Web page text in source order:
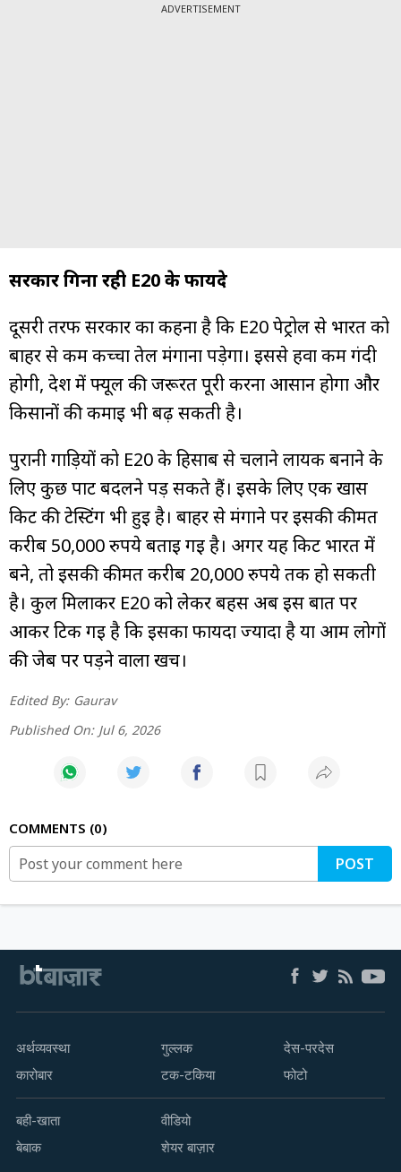
ADVERTISEMENT
सरकार गिना रही E20 के फायदे
दूसरी तरफ सरकार का कहना है कि E20 पेट्रोल से भारत को
बाहर से कम कच्चा तेल मंगाना पड़ेगा। इससे हवा कम गंदी
होगी, देश में फ्यूल की जरूरत पूरी करना आसान होगा और
किसानों की कमाई भी बढ़ सकती है।
पुरानी गाड़ियों को E20 के हिसाब से चलाने लायक बनाने के
लिए कुछ पार्ट बदलने पड़ सकते हैं। इसके लिए एक खास
किट की टेस्टिंग भी हुई है। बाहर से मंगाने पर इसकी कीमत
करीब 50,000 रुपये बताई गई है। अगर यह किट भारत में
बने, तो इसकी कीमत करीब 20,000 रुपये तक हो सकती
है। कुल मिलाकर E20 को लेकर बहस अब इस बात पर
आकर टिक गई है कि इसका फायदा ज्यादा है या आम लोगों
की जेब पर पड़ने वाला खर्च।
Edited By: Gaurav
Published On: Jul 6, 2026
COMMENTS 0
POST
अर्थव्यवस्था
कारोबार
गुल्लक
टक-टकिया
देस-परदेस
फोटो
बही-खाता
बेबाक
वीडियो
शेयर बाज़ार